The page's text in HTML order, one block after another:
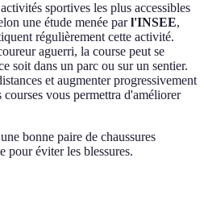
sportives les plus accessibles
une étude menée parl'INSEE,
régulièrement cette activité.
aguerri, la course peut se
soit dans un parc ou sur un sentier.
et augmenter progressivement
vous permettra d'améliorer
bonne paire de chaussures
pour éviter les blessures.